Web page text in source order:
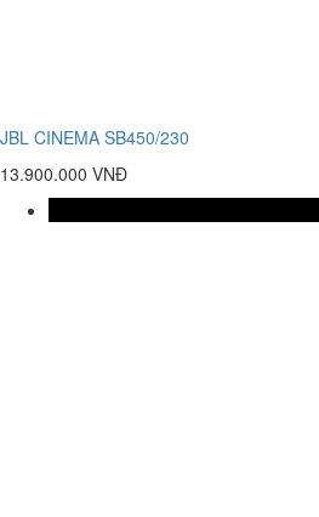
JBL CINEMA SB450/230
13.900.000 VNĐ